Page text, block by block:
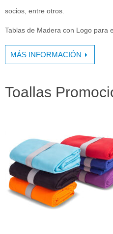
socios, entre otros.
Tablas de Madera con Logo para
MÁS INFORMACIÓN
Toallas